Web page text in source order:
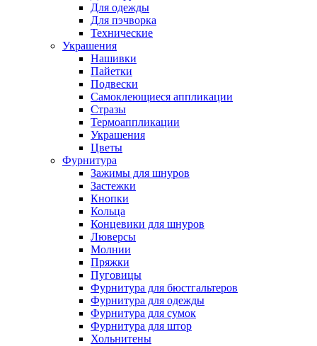
Для одежды
Для пэчворка
Технические
Украшения
Нашивки
Пайетки
Подвески
Самоклеющиеся аппликации
Стразы
Термоаппликации
Украшения
Цветы
Фурнитура
Зажимы для шнуров
Застежки
Кнопки
Кольца
Концевики для шнуров
Люверсы
Молнии
Пряжки
Пуговицы
Фурнитура для бюстгальтеров
Фурнитура для одежды
Фурнитура для сумок
Фурнитура для штор
Хольнитены